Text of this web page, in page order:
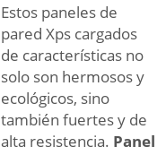
Estos paneles de
pared Xps cargados
de características no
solo son hermosos y
ecológicos, sino
también fuertes y de
alta resistencia. Panel